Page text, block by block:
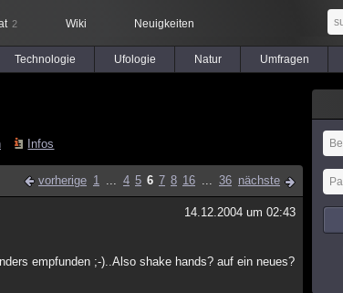
2 Wiki Neuigkeiten
Technologie Ufologie Natur Umfragen
Infos
vorherige 1 ... 4 5 6 7 8 16 ... 36 nächste
14.12.2004 um 02:43
empfunden ;-)..Also shake hands? auf ein neues?